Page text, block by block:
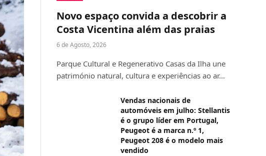
Novo espaço convida a descobrir a
Costa Vicentina além das praias
6 de Agosto, 2026
Parque Cultural e Regenerativo Casas da Ilha une
património natural, cultura e experiências ao ar…
Vendas nacionais de
automóveis em julho: Stellantis
é o grupo líder em Portugal,
Peugeot é a marca n.º 1,
Peugeot 208 é o modelo mais
vendido